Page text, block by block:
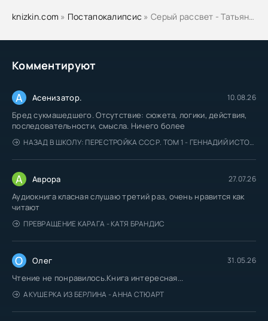
Комментируют
А Асенизатор. 10.08.26
Бред сукмашедшего. Отсутствие: сюжета, логики, действия,
последовательности, смысла. Ничего более
НАЗАД В ШКОЛУ: ПЕРЕСТРОЙКА СССР. ТОМ 1 - ГЕННАДИЙ ИСТОЧНИК
А Аврора 27.07.26
Аудиокнига класная слушаю третий раз, очень нравится как
читают
ПРЕВРАЩЕНИЕ КАРАГА - КАТЯ БРАНДИС
О Олег 31.05.26
Чтение не понравилось.Книга интересная...
АКУШЕРКА ИЗ БЕРЛИНА - АННА СТЮАРТ
knizkin.com » Постапокалипсис » Серый рассвет - Татьяна Осипова